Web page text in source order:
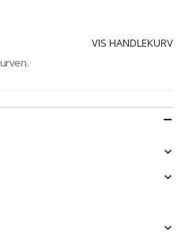
VIS HANDLEKURV